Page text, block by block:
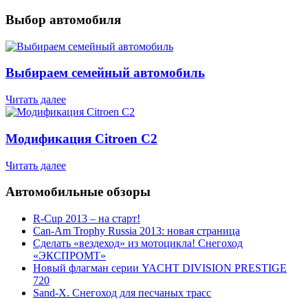
Выбор автомобиля
Выбираем семейный автомобиль
Читать далее
Модификация Citroen С2
Читать далее
Автомобильные обзоры
R-Cup 2013 – на старт!
Can-Am Trophy Russia 2013: новая страница
Сделать «вездеход» из мотоцикла! Снегоход
«ЭКСПРОМТ»
Новый флагман серии YACHT DIVISION PRESTIGE
720
Sand-X. Снегоход для песчаных трасс